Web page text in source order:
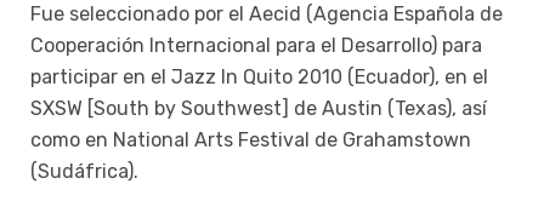
Fue seleccionado por el Aecid (Agencia Española de
Cooperación Internacional para el Desarrollo) para
participar en el Jazz In Quito 2010 (Ecuador), en el
SXSW [South by Southwest] de Austin (Texas), así
como en National Arts Festival de Grahamstown
(Sudáfrica).